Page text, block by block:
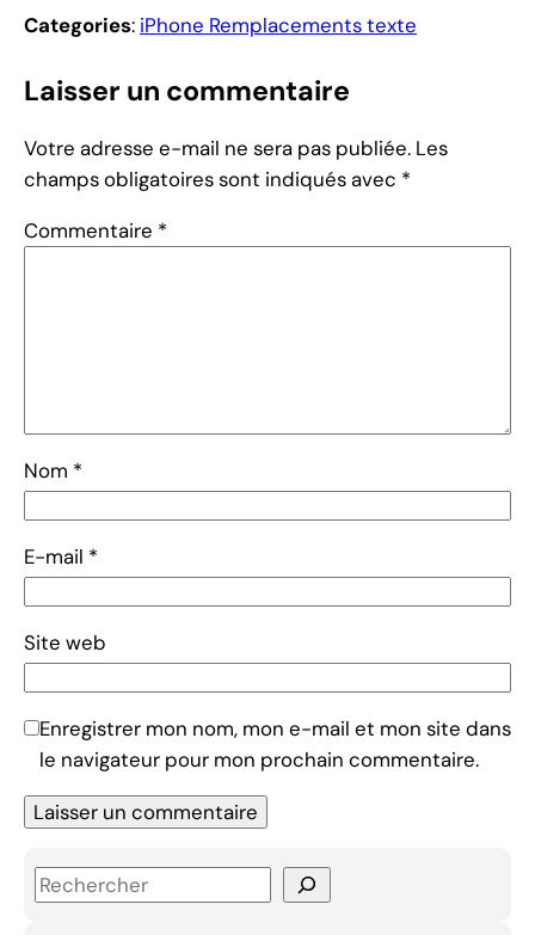
Categories: iPhone Remplacements texte
Laisser un commentaire
Votre adresse e-mail ne sera pas publiée. Les
champs obligatoires sont indiqués avec *
Commentaire *
Nom *
E-mail *
Site web
Enregistrer mon nom, mon e-mail et mon site dans
le navigateur pour mon prochain commentaire.
S